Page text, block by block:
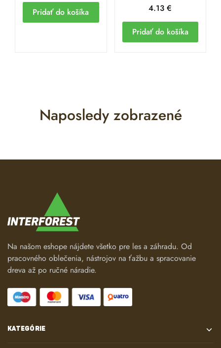
Pridať do košíka 4.13€
Pridať do košíka
Naposledy zobrazené
Na našom eshope nájdete všetko pre les a záhradu. Od
pracovného oblečenia, nástrojov na ťažbu a spracovanie
dreva až po ručné náradie.
KATEGÓRIE